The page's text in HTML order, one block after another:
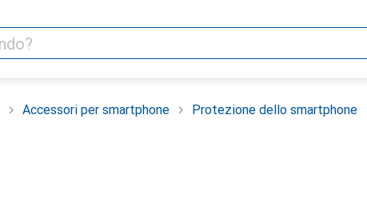
Accessori per smartphone Protezione dello smartphone